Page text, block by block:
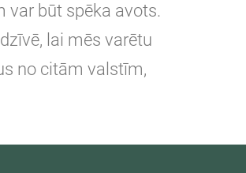
var būt spēka avots.
lai mēs varētu
no citām valstīm,